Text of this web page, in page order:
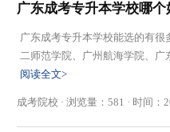
广东成考专升本学校哪个
广东成考专升本学校能选的有
二师范学院、广州航海学院、广
阅读全文>
成考院校 · 浏览量：581 · 时间：